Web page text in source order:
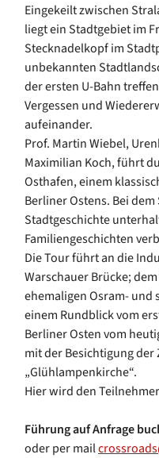
Eingekeilt zwischen
liegt ein Stadtgebiet im
Stecknadelkopf im
unbekannten
der ersten U-Bahn
Vergessen und
aufeinander.
Prof. Martin Wiebel,
Maximilian Koch, führt
Osthafen, einem
Berliner Ostens. Bei
Stadtgeschichte
Familiengeschichten
Die Tour führt an die
Warschauer Brücke;
ehemaligen Osram- und
einem Rundblick vom
Berliner Osten vom
mit der Besichtigung
„Glühlampenkirche“.
Hier wird den
Führung auf Anfrage
oder per mail